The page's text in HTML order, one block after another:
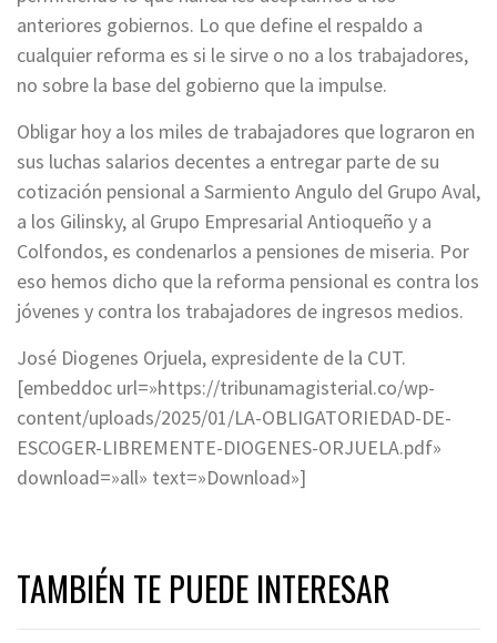
anteriores gobiernos. Lo que define el respaldo a
cualquier reforma es si le sirve o no a los trabajadores,
no sobre la base del gobierno que la impulse.
Obligar hoy a los miles de trabajadores que lograron en
sus luchas salarios decentes a entregar parte de su
cotización pensional a Sarmiento Angulo del Grupo Aval,
a los Gilinsky, al Grupo Empresarial Antioqueño y a
Colfondos, es condenarlos a pensiones de miseria. Por
eso hemos dicho que la reforma pensional es contra los
jóvenes y contra los trabajadores de ingresos medios.
José Diogenes Orjuela, expresidente de la CUT.
[embeddoc url=»https://tribunamagisterial.co/wp-
content/uploads/2025/01/LA-OBLIGATORIEDAD-DE-
ESCOGER-LIBREMENTE-DIOGENES-ORJUELA.pdf»
download=»all» text=»Download»]
TAMBIÉN TE PUEDE INTERESAR